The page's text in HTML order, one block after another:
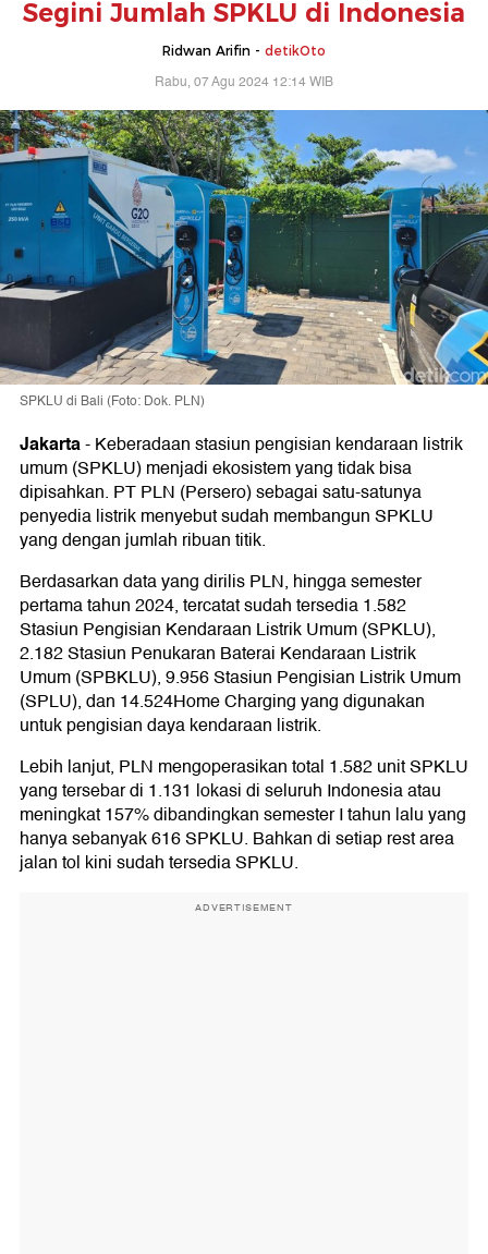
Segini Jumlah SPKLU di Indonesia
Ridwan Arifin - detikOto
Rabu, 07 Agu 2024 12:14 WIB
SPKLU di Bali (Foto: Dok. PLN)
Jakarta-Keberadaan stasiun pengisian kendaraan listrik
umum (SPKLU) menjadi ekosistem yang tidak bisa
dipisahkan. PT PLN (Persero) sebagai satu-satunya
penyedia listrik menyebut sudah membangun SPKLU
yang dengan jumlah ribuan titik.
Berdasarkan data yang dirilis PLN, hingga semester
pertama tahun 2024, tercatat sudah tersedia 1.582
Stasiun Pengisian Kendaraan Listrik Umum (SPKLU),
2.182 Stasiun Penukaran Baterai Kendaraan Listrik
Umum (SPBKLU), 9.956 Stasiun Pengisian Listrik Umum
(SPLU), dan 14.524Home Charging yang digunakan
untuk pengisian daya kendaraan listrik.
Lebih lanjut, PLN mengoperasikan total 1.582 unit SPKLU
yang tersebar di 1.131 lokasi di seluruh Indonesia atau
meningkat 157% dibandingkan semester I tahun lalu yang
hanya sebanyak 616 SPKLU. Bahkan di setiap rest area
jalan tol kini sudah tersedia SPKLU.
ADVERTISEMENT